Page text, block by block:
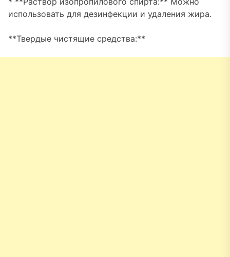
использовать для дезинфекции и удаления жира.
**Твердые чистящие средства:**